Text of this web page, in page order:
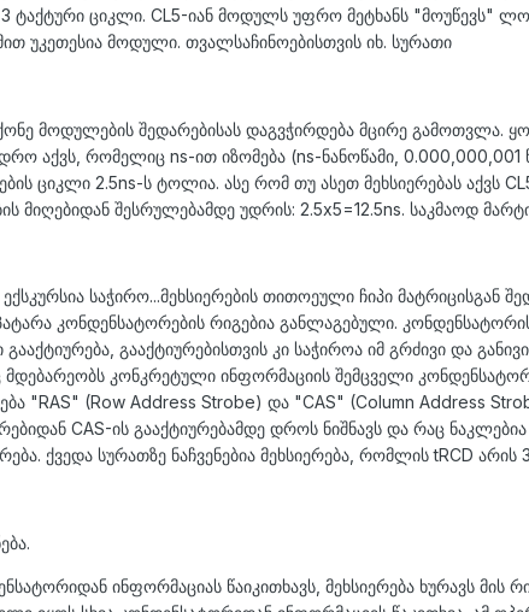
ტაქტური ციკლი. CL5-იან მოდულს უფრო მეტხანს "მოუწევს"
უკეთესია მოდული. თვალსაჩინოებისთვის იხ. სურათი
მოდულების შედარებისას დაგვჭირდება მცირე გამოთვლა.
აქვს, რომელიც ns-ით იზომება (ns-ნანოწამი, 0.000,000,001
ციკლი 2.5ns-ს ტოლია. ასე რომ თუ ასეთ მეხსიერებას აქვს
მიღებიდან შესრულებამდე უდრის: 2.5x5=12.5ns. საკმაოდ
საჭირო...მეხსიერების თითოეული ჩიპი მატრიცისგან
კონდენსატორების რიგებია განლაგებული.
გააქტიურებისთვის კი საჭიროა იმ გრძივი და
კონკრეტული ინფორმაციის შემცველი
"RAS" (Row Address Strobe) და "CAS" (Column Address
CAS-ის გააქტიურებამდე დროს ნიშნავს და რაც
ქვედა სურათზე ნაჩვენებია მეხსიერება, რომლის tRCD
ინფორმაციას წაიკითხავს, მეხსიერება ხურავს მის